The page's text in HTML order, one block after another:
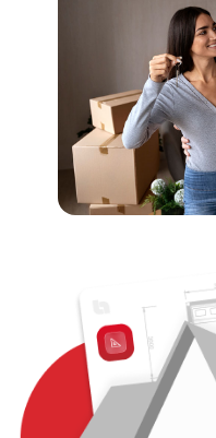
Fotocopia de la DNI
Constancia de
antigüedad.
Estado de cuenta
Apertura de Cuenta
ser cliente).
Constancia de no